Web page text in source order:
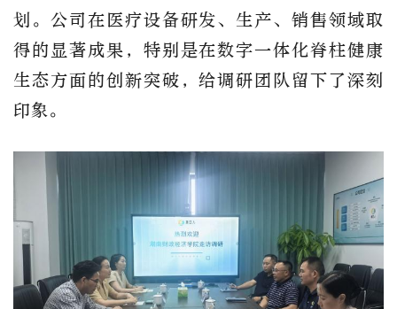
划。公司在医疗设备研发、生产、销售领域取
得的显著成果，特别是在数字一体化脊柱健康
生态方面的创新突破，给调研团队留下了深刻
印象。